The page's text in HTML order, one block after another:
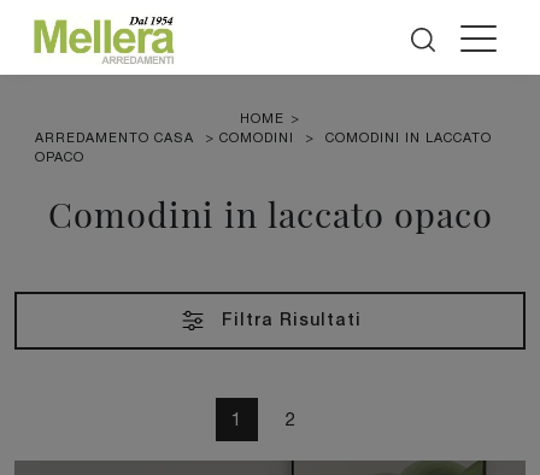
HOME >
ARREDAMENTO CASA
> COMODINI >
COMODINI IN LACCATO
OPACO
Comodini in laccato opaco
Filtra Risultati
1 2